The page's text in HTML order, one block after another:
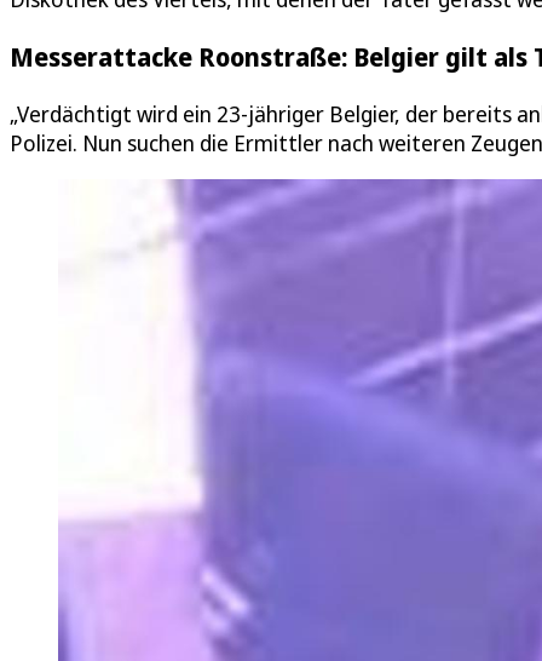
Messerattacke Roonstraße: Belgier gilt
„Verdächtigt wird ein 23-jähriger Belgier, der bereits
Polizei. Nun suchen die Ermittler nach weiteren